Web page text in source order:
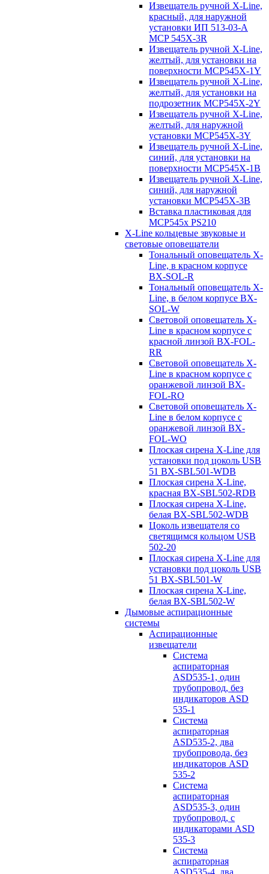
Извещатель ручной X-Line,
красный, для наружной
установки ИП 513-03-A
MCP 545X-3R
Извещатель ручной X-Line,
желтый, для установки на
поверхности MCP545X-1Y
Извещатель ручной X-Line,
желтый, для установки на
подрозетник MCP545X-2Y
Извещатель ручной X-Line,
желтый, для наружной
установки MCP545X-3Y
Извещатель ручной X-Line,
синий, для установки на
поверхности MCP545X-1B
Извещатель ручной X-Line,
синий, для наружной
установки MCP545X-3B
Вставка пластиковая для
MCP545х PS210
X-Line кольцевые звуковые и
световые оповещатели
Тональный оповещатель X-
Line, в красном корпусе
BX-SOL-R
Тональный оповещатель X-
Line, в белом корпусе BX-
SOL-W
Световой оповещатель X-
Line в красном корпусе с
красной линзой BX-FOL-
RR
Световой оповещатель X-
Line в красном корпусе с
оранжевой линзой BX-
FOL-RO
Световой оповещатель X-
Line в белом корпусе с
оранжевой линзой BX-
FOL-WO
Плоская сирена X-Line для
установки под цоколь USB
51 BX-SBL501-WDB
Плоская сирена X-Line,
красная BX-SBL502-RDB
Плоская сирена X-Line,
белая BX-SBL502-WDB
Цоколь извещателя со
светящимся кольцом USB
502-20
Плоская сирена X-Line для
установки под цоколь USB
51 BX-SBL501-W
Плоская сирена X-Line,
белая BX-SBL502-W
Дымовые аспирационные
системы
Аспирационные
извещатели
Система
аспираторная
ASD535-1, один
трубопровод, без
индикаторов ASD
535-1
Система
аспираторная
ASD535-2, два
трубопровода, без
индикаторов ASD
535-2
Система
аспираторная
ASD535-3, один
трубопровод, с
индикаторами ASD
535-3
Система
аспираторная
ASD535-4, два